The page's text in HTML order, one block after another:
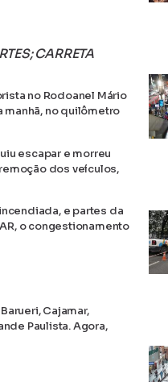
CARRETA
no Rodoanel Mário
manhã, no quilômetro
escapar e morreu
dos veículos,
e partes da
o congestionamento
Cajamar,
Paulista. Agora,